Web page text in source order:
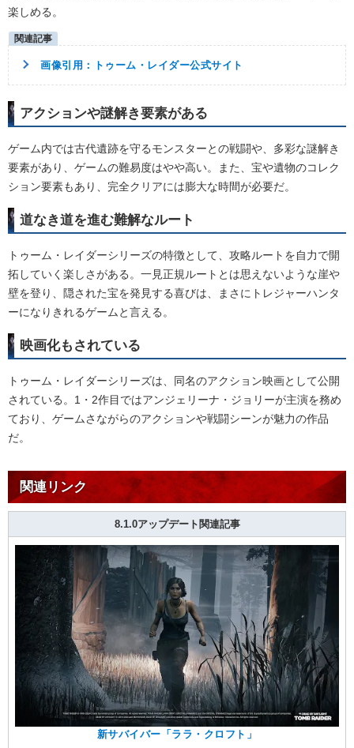
楽しめる。
画像引用：トゥーム・レイダー公式サイト
アクションや謎解き要素がある
ゲーム内では古代遺跡を守るモンスターとの戦闘や、多彩な謎解き
要素があり、ゲームの難易度はやや高い。また、宝や遺物のコレク
ション要素もあり、完全クリアには膨大な時間が必要だ。
道なき道を進む難解なルート
トゥーム・レイダーシリーズの特徴として、攻略ルートを自力で開
拓していく楽しさがある。一見正規ルートとは思えないような崖や
壁を登り、隠された宝を発見する喜びは、まさにトレジャーハンタ
ーになりきれるゲームと言える。
映画化もされている
トゥーム・レイダーシリーズは、同名のアクション映画として公開
されている。1・2作目ではアンジェリーナ・ジョリーが主演を務め
ており、ゲームさながらのアクションや戦闘シーンが魅力の作品
だ。
関連リンク
8.1.0アップデート関連記事
新サバイバー「ララ・クロフト」